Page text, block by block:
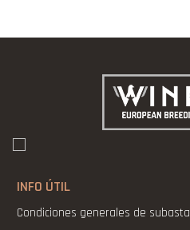
INFO ÚTIL
Condiciones generales de subasta